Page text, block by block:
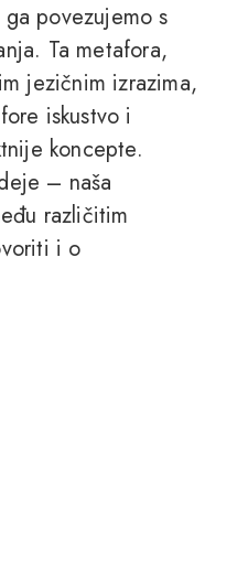
povezujemo s
Ta metafora,
jezičnim izrazima,
iskustvo i
koncepte.
– naša
različitim
i o